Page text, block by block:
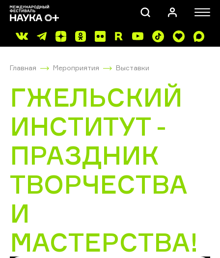
ПОИСК
Главная Мероприятия Выставки
ГЖЕЛЬСКИЙ
ИНСТИТУТ -
ПРАЗДНИК
ТВОРЧЕСТВА
И
МАСТЕРСТВА!